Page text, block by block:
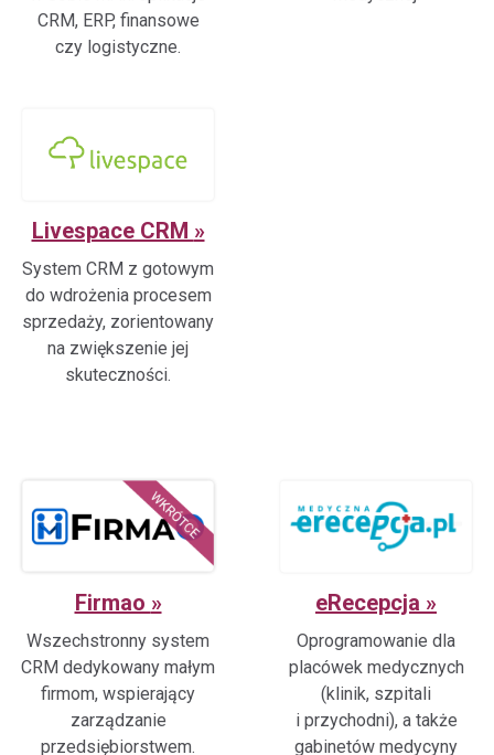
CRM, ERP, finansowe
czy logistyczne.
Livespace CRM
System CRM z gotowym
do wdrożenia procesem
sprzedaży, zorientowany
na zwiększenie jej
skuteczności.
Firmao
Wszechstronny system
CRM dedykowany małym
firmom, wspierający
zarządzanie
przedsiębiorstwem.
eRecepcja
Oprogramowanie dla
placówek medycznych
(klinik, szpitali
i przychodni), a także
gabinetów medycyny